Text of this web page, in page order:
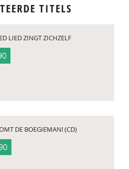
TITELS
LIED ZINGT ZICHZELF
DE BOEGIEMAN! (CD)